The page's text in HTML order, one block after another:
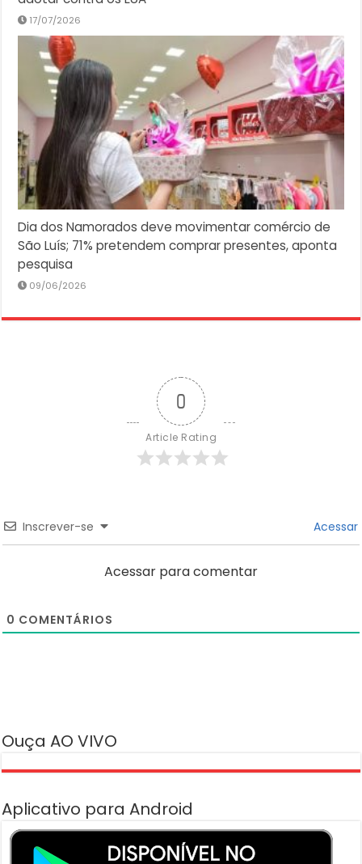
17/07/2026
Dia dos Namorados deve movimentar comércio de
São Luís; 71% pretendem comprar presentes, aponta
pesquisa
09/06/2026
0
Article Rating
Inscrever-se Acessar
Acessar para comentar
0 COMENTÁRIOS
Ouça AO VIVO
Aplicativo para Android